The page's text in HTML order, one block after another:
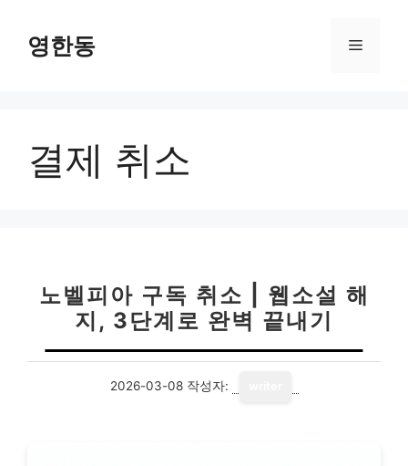
영한동 메
결제 취소
노벨피아 구독 취소 | 웹소설 해
지, 3단계로 완벽 끝내기
2026-03-08 작성자: